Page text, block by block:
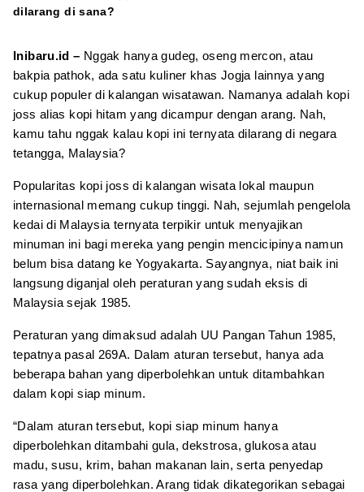
dilarang di sana?
Inibaru.id – Nggak hanya gudeg, oseng mercon, atau
bakpia pathok, ada satu kuliner khas Jogja lainnya yang
cukup populer di kalangan wisatawan. Namanya adalah kopi
joss alias kopi hitam yang dicampur dengan arang. Nah,
kamu tahu nggak kalau kopi ini ternyata dilarang di negara
tetangga, Malaysia?
Popularitas kopi joss di kalangan wisata lokal maupun
internasional memang cukup tinggi. Nah, sejumlah pengelola
kedai di Malaysia ternyata terpikir untuk menyajikan
minuman ini bagi mereka yang pengin mencicipinya namun
belum bisa datang ke Yogyakarta. Sayangnya, niat baik ini
langsung diganjal oleh peraturan yang sudah eksis di
Malaysia sejak 1985.
Peraturan yang dimaksud adalah UU Pangan Tahun 1985,
tepatnya pasal 269A. Dalam aturan tersebut, hanya ada
beberapa bahan yang diperbolehkan untuk ditambahkan
dalam kopi siap minum.
“Dalam aturan tersebut, kopi siap minum hanya
diperbolehkan ditambahi gula, dekstrosa, glukosa atau
madu, susu, krim, bahan makanan lain, serta penyedap
rasa yang diperbolehkan. Arang tidak dikategorikan sebagai